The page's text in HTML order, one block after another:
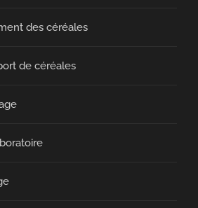
des céréales
de céréales